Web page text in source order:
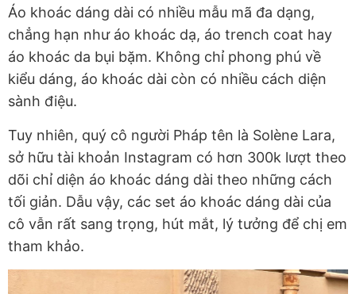
Áo khoác dáng dài có nhiều mẫu mã đa dạng,
chẳng hạn như áo khoác dạ, áo trench coat hay
áo khoác da bụi bặm. Không chỉ phong phú về
kiểu dáng, áo khoác dài còn có nhiều cách diện
sành điệu.
Tuy nhiên, quý cô người Pháp tên là Solène Lara,
sở hữu tài khoản Instagram có hơn 300k lượt theo
dõi chỉ diện áo khoác dáng dài theo những cách
tối giản. Dẫu vậy, các set áo khoác dáng dài của
cô vẫn rất sang trọng, hút mắt, lý tưởng để chị em
tham khảo.